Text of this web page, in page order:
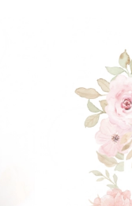
ĐẶT LỊCH HẸN